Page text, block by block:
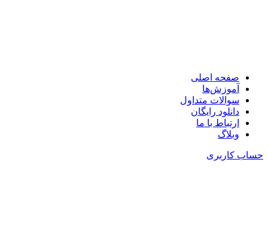
صفحه اصلی
آموزش‌ها
سوالات متداول
دانلود رایگان
ارتباط با ما
وبلاگ
حساب کاربری